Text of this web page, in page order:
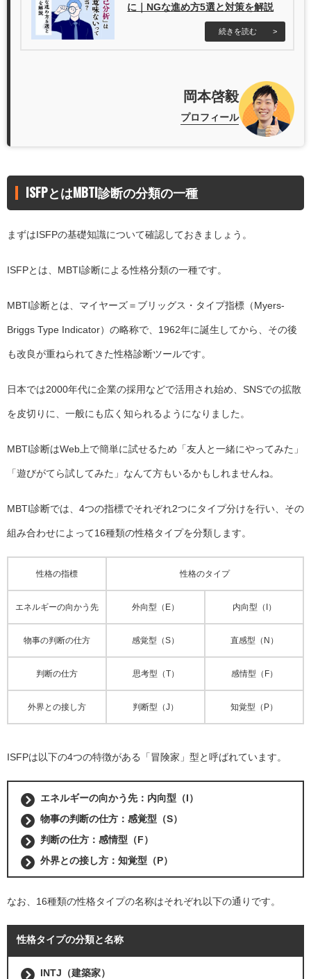
に｜NGな進め方5選と対策を解説
岡本啓毅
プロフィール
ISFPとはMBTI診断の分類の一種
まずはISFPの基礎知識について確認しておきましょう。
ISFPとは、MBTI診断による性格分類の一種です。
MBTI診断とは、マイヤーズ＝ブリッグス・タイプ指標（Myers-
Briggs Type Indicator）の略称で、1962年に誕生してから、その後
も改良が重ねられてきた性格診断ツールです。
日本では2000年代に企業の採用などで活用され始め、SNSでの拡散
を皮切りに、一般にも広く知られるようになりました。
MBTI診断はWeb上で簡単に試せるため「友人と一緒にやってみた」
「遊びがてら試してみた」なんて方もいるかもしれませんね。
MBTI診断では、4つの指標でそれぞれ2つにタイプ分けを行い、その
組み合わせによって16種類の性格タイプを分類します。
性格の指標 性格のタイプ
エネルギーの向かう先 外向型（E） 内向型（I）
物事の判断の仕方 感覚型（S） 直感型（N）
判断の仕方 思考型（T） 感情型（F）
外界との接し方 判断型（J） 知覚型（P）
ISFPは以下の4つの特徴がある「冒険家」型と呼ばれています。
エネルギーの向かう先：内向型（I）
物事の判断の仕方：感覚型（S）
判断の仕方：感情型（F）
外界との接し方：知覚型（P）
なお、16種類の性格タイプの名称はそれぞれ以下の通りです。
性格タイプの分類と名称
INTJ（建築家）